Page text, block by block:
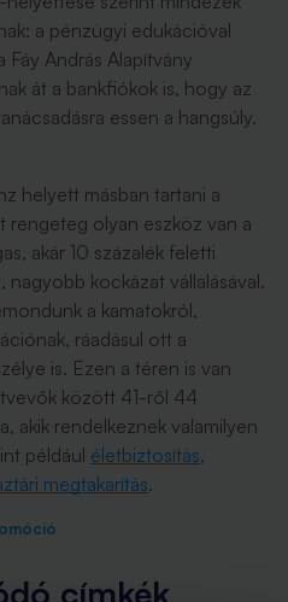
a pénzügyi edukációval
Fáy András Alapítvány
át a bankfiókok is, hogy az
essen a hangsúly.
helyett másban tartani a
rengeteg olyan eszköz van a
akár 10 százalék feletti
kockázat vállalásával.
a kamatokról,
ráadásul ott a
is. Ezen a téren is van
között 41-ről 44
akik rendelkeznek valamilyen
például életbiztosítás,
megtakarítás.
címkék